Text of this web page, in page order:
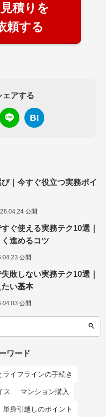
積りを
頼する
ェアする
B!
｜今すぐ役立つ実務ポイ
公開
ぐ使える実務テク10選｜
進めるコツ
公開
敗しない実務テク10選｜
い基本
公開
ワード
ライフラインの手続き
ス マンション購入
単身引越しのポイント